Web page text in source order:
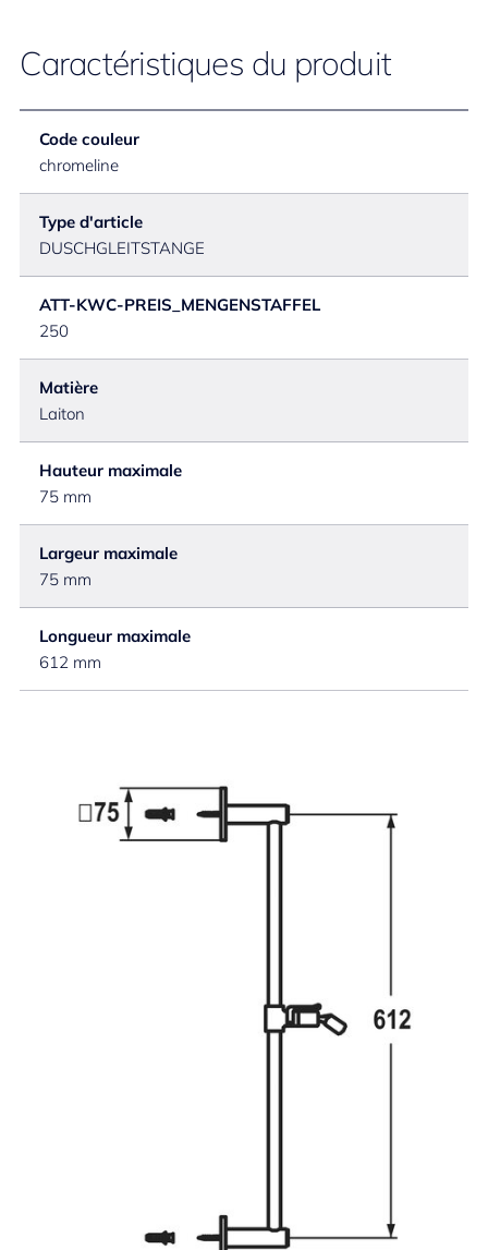
Caractéristiques du produit
Code couleur
chromeline
Type d'article
DUSCHGLEITSTANGE
ATT-KWC-PREIS_MENGENSTAFFEL
250
Matière
Laiton
Hauteur maximale
75 mm
Largeur maximale
75 mm
Longueur maximale
612 mm